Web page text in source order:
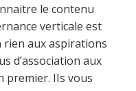
le contenu
verticale est
rien aux aspirations
d’association aux
premier. IIs vous